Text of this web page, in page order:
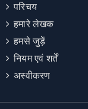
परिचय
हमारे लेखक
हमसे जुड़ें
नियम एवं शर्तें
अस्वीकरण